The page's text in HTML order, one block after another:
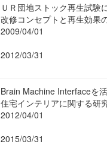
ＵＲ団地ストック再生試験
改修コンセプトと再生効果
2009/04/01
2012/03/31
Brain Machine Interfaceを
住宅インテリアに関する研
2012/04/01
2015/03/31